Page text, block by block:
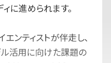
に進められます。
ンティストが伴走し、
活用に向けた課題の